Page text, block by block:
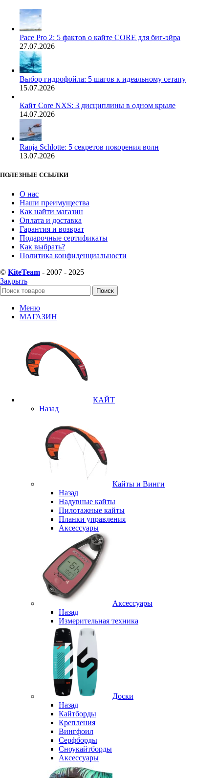
Pace Pro 2: 5 фактов о кайте CORE для биг-эйра
27.07.2026
Выбор гидрофойла: 5 шагов к идеальному сетапу
15.07.2026
Кайт Core NXS: 3 дисциплины в одном крыле
14.07.2026
Ranja Schlotte: 5 секретов покорения волн
13.07.2026
ПОЛЕЗНЫЕ ССЫЛКИ
О нас
Наши преимущества
Как найти магазин
Оплата и доставка
Гарантия и возврат
Подарочные сертификаты
Как выбрать?
Политика конфиденциальности
© KiteTeam - 2007 - 2025
Закрыть
Поиск
Меню
МАГАЗИН
КАЙТ
Назад
Кайты и Винги
Назад
Надувные кайты
Пилотажные кайты
Планки управления
Аксессуары
Аксессуары
Назад
Измерительная техника
Доски
Назад
Кайтборды
Крепления
Вингфоил
Серфборды
Сноукайтборды
Аксессуары